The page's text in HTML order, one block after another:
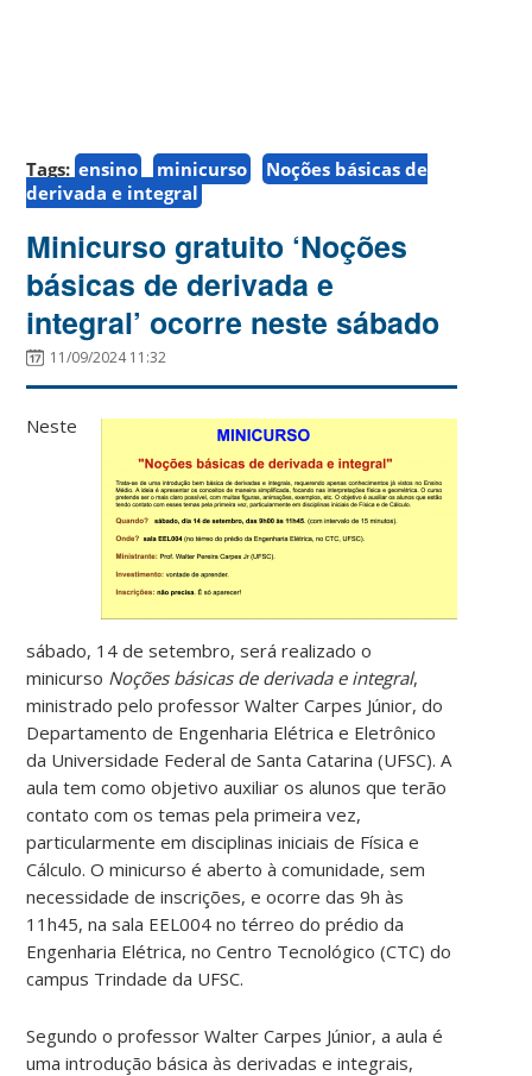
Tags: ensino minicurso
Noções básicas de
derivada e integral
Minicurso gratuito ‘Noções
básicas de derivada e
integral’ ocorre neste sábado
11/09/2024 11:32
Neste
sábado, 14 de setembro, será realizado o
minicurso Noções básicas de derivada e integral,
ministrado pelo professor Walter Carpes Júnior, do
Departamento de Engenharia Elétrica e Eletrônico
da Universidade Federal de Santa Catarina (UFSC). A
aula tem como objetivo auxiliar os alunos que terão
contato com os temas pela primeira vez,
particularmente em disciplinas iniciais de Física e
Cálculo. O minicurso é aberto à comunidade, sem
necessidade de inscrições, e ocorre das 9h às
11h45, na sala EEL004 no térreo do prédio da
Engenharia Elétrica, no Centro Tecnológico (CTC) do
campus Trindade da UFSC.
Segundo o professor Walter Carpes Júnior, a aula é
uma introdução básica às derivadas e integrais,